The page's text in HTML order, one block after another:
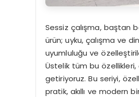
Sessiz çalışma, baştan
ürün; uyku, çalışma ve
uyumluluğu ve
Üstelik tüm bu
getiriyoruz. Bu seriyi,
pratik, akıllı ve modern